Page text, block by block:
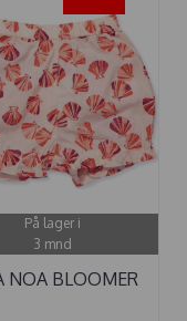
På lager i
3 mnd
NOA BLOOMER